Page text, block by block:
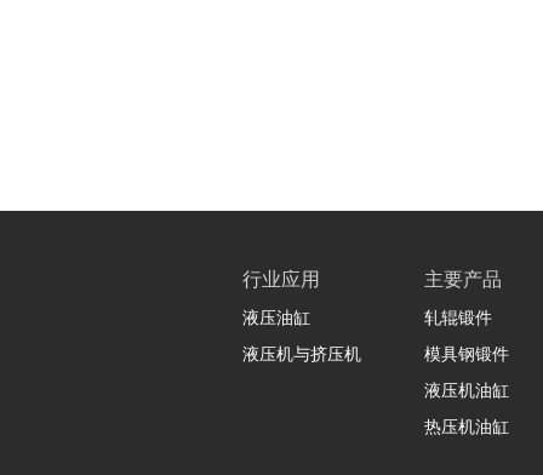
行业应用
液压油缸
液压机与挤压机
主要产品
轧辊锻件
模具钢锻件
液压机油缸
热压机油缸